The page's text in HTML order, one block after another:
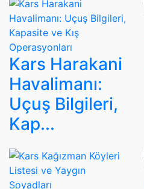
Kars Harakani
Havalimanı:
Uçuş Bilgileri,
Kap...